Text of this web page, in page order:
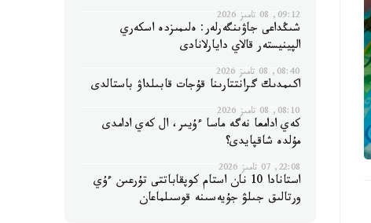
09:12, 08 تامىز 2026
شىڭداعى جاۋىنگەرلەر: ەلىمىزدە اسكەري
الپينيستەر قالاي دايارلانادى
08:40, 08 تامىز 2026
اكىمدىك گرانتتارىنا قۇجات قابىلداۋ باستالدى
08:10, 08 تامىز 2026
كەي ادامعا نەگە ماسا ءۇيىر، ال كەي ادامدى
مۇلدە شاقپايدى؟
22:08, 07 تامىز 2026
استانادا 10 نان استام كوپقاباتتى تۇرعىن ءۇي
ورتالىق جىلۋ جۇيەسىنە قوسىلماعان